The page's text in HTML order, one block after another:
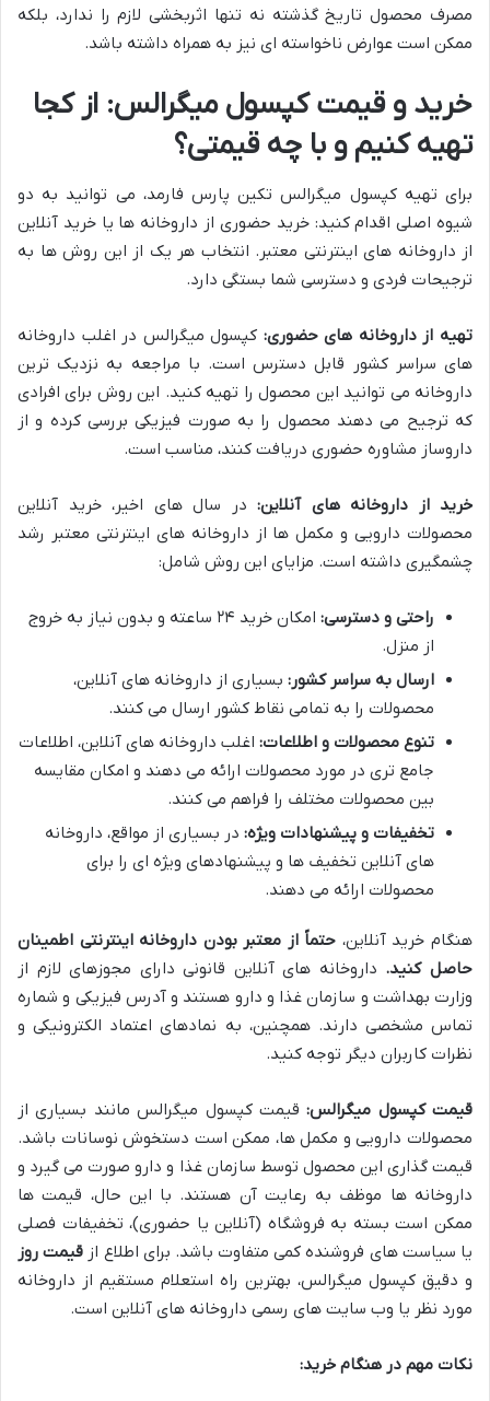
مصرف محصول تاریخ گذشته نه تنها اثربخشی لازم را ندارد، بلکه
ممکن است عوارض ناخواسته ای نیز به همراه داشته باشد.
خرید و قیمت کپسول میگرالس: از کجا
تهیه کنیم و با چه قیمتی؟
برای تهیه کپسول میگرالس تکین پارس فارمد، می توانید به دو
شیوه اصلی اقدام کنید: خرید حضوری از داروخانه ها یا خرید آنلاین
از داروخانه های اینترنتی معتبر. انتخاب هر یک از این روش ها به
ترجیحات فردی و دسترسی شما بستگی دارد.
تهیه از داروخانه های حضوری: کپسول میگرالس در اغلب داروخانه
های سراسر کشور قابل دسترس است. با مراجعه به نزدیک ترین
داروخانه می توانید این محصول را تهیه کنید. این روش برای افرادی
که ترجیح می دهند محصول را به صورت فیزیکی بررسی کرده و از
داروساز مشاوره حضوری دریافت کنند، مناسب است.
خرید از داروخانه های آنلاین: در سال های اخیر، خرید آنلاین
محصولات دارویی و مکمل ها از داروخانه های اینترنتی معتبر رشد
چشمگیری داشته است. مزایای این روش شامل:
راحتی و دسترسی:
امکان خرید ۲۴ ساعته و بدون نیاز به خروج
از منزل.
ارسال به سراسر کشور: بسیاری از داروخانه های آنلاین،
محصولات را به تمامی نقاط کشور ارسال می کنند.
تنوع محصولات و اطلاعات: اغلب داروخانه های آنلاین، اطلاعات
جامع تری در مورد محصولات ارائه می دهند و امکان مقایسه
بین محصولات مختلف را فراهم می کنند.
تخفیفات و پیشنهادات ویژه: در بسیاری از مواقع، داروخانه
های آنلاین تخفیف ها و پیشنهادهای ویژه ای را برای
محصولات ارائه می دهند.
هنگام خرید آنلاین، حتماً از معتبر بودن داروخانه اینترنتی اطمینان
حاصل کنید. داروخانه های آنلاین قانونی دارای مجوزهای لازم از
وزارت بهداشت و سازمان غذا و دارو هستند و آدرس فیزیکی و شماره
تماس مشخصی دارند. همچنین، به نمادهای اعتماد الکترونیکی و
نظرات کاربران دیگر توجه کنید.
قیمت کپسول میگرالس:قیمت کپسول میگرالس مانند بسیاری از
محصولات دارویی و مکمل ها، ممکن است دستخوش نوسانات باشد.
قیمت گذاری این محصول توسط سازمان غذا و دارو صورت می گیرد و
داروخانه ها موظف به رعایت آن هستند. با این حال، قیمت ها
ممکن است بسته به فروشگاه (آنلاین یا حضوری)، تخفیفات فصلی
یا سیاست های فروشنده کمی متفاوت باشد. برای اطلاع از قیمت روز
و دقیق کپسول میگرالس، بهترین راه استعلام مستقیم از داروخانه
مورد نظر یا وب سایت های رسمی داروخانه های آنلاین است.
نکات مهم در هنگام خرید: